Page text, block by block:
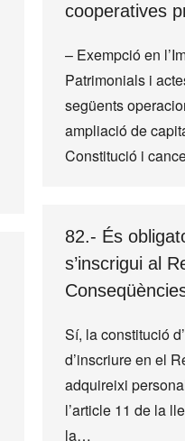
cooperatives
– Exempció en
Patrimonials i
següents
ampliació de
Constitució i
82.- És
s’inscrigui al
Sí, la constitució
d’inscriure en el
adquireixi
l’article 11 de la
la…